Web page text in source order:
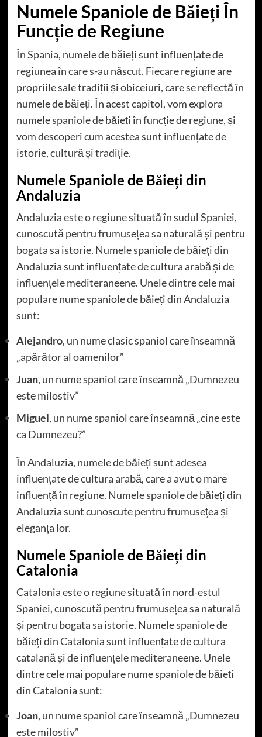
Numele Spaniole de Băieți În
Funcție de Regiune
În Spania, numele de băieți sunt influențate de
regiunea în care s-au născut. Fiecare regiune are
propriile sale tradiții și obiceiuri, care se reflectă în
numele de băieți. În acest capitol, vom explora
numele spaniole de băieți în funcție de regiune, și
vom descoperi cum acestea sunt influențate de
istorie, cultură și tradiție.
Numele Spaniole de Băieți din
Andaluzia
Andaluzia este o regiune situată în sudul Spaniei,
cunoscută pentru frumusețea sa naturală și pentru
bogata sa istorie. Numele spaniole de băieți din
Andaluzia sunt influențate de cultura arabă și de
influențele mediteraneene. Unele dintre cele mai
populare nume spaniole de băieți din Andaluzia
sunt:
Alejandro, un nume clasic spaniol care înseamnă
„apărător al oamenilor”
Juan, un nume spaniol care înseamnă „Dumnezeu
este milostiv”
Miguel, un nume spaniol care înseamnă „cine este
ca Dumnezeu?”
În Andaluzia, numele de băieți sunt adesea
influențate de cultura arabă, care a avut o mare
influență în regiune. Numele spaniole de băieți din
Andaluzia sunt cunoscute pentru frumusețea și
eleganța lor.
Numele Spaniole de Băieți din
Catalonia
Catalonia este o regiune situată în nord-estul
Spaniei, cunoscută pentru frumusețea sa naturală
și pentru bogata sa istorie. Numele spaniole de
băieți din Catalonia sunt influențate de cultura
catalană și de influențele mediteraneene. Unele
dintre cele mai populare nume spaniole de băieți
din Catalonia sunt:
Joan, un nume spaniol care înseamnă „Dumnezeu
este milostiv”